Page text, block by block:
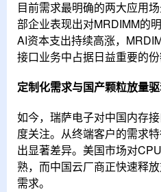
目前需求最明确的两大应用
部企业表现出对MRDIMM的
AI资本支出持续高涨，
接口业务中占据日益重要的份
定制化需求与国产颗粒放量
如今，瑞萨电子对中国内存
度关注。从终端客户的需求
出显著差异。美国市场对
熟，而中国云厂商正快速释
需求。